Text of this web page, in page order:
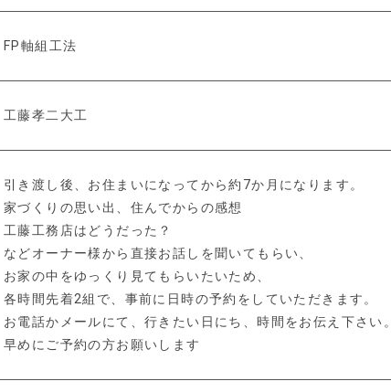
FP軸組工法
工藤孝二大工
引き渡し後、お住まいになってから約7か月になります。
家づくりの思い出、住んでからの感想
工藤工務店はどうだった？
などオーナー様から直接お話しを聞いてもらい、
お家の中をゆっくり見てもらいたいため、
各時間先着2組で、事前に日時の予約をしていただきます。
お電話かメールにて、行きたい日にち、時間をお伝え下さい
早めにご予約の方お願いします